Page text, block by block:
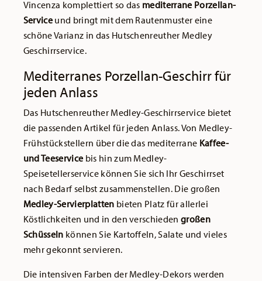
Vincenza komplettiert so das mediterrane Porzellan-
Service und bringt mit dem Rautenmuster eine
schöne Varianz in das Hutschenreuther Medley
Geschirrservice.
Mediterranes Porzellan-Geschirr für
jeden Anlass
Das Hutschenreuther Medley-Geschirrservice bietet
die passenden Artikel für jeden Anlass. Von Medley-
Frühstückstellern über die das mediterrane Kaffee-
und Teeservice bis hin zum Medley-
Speisetellerservice können Sie sich Ihr Geschirrset
nach Bedarf selbst zusammenstellen. Die großen
Medley-Servierplatten bieten Platz für allerlei
Köstlichkeiten und in den verschieden großen
Schüsseln können Sie Kartoffeln, Salate und vieles
mehr gekonnt servieren.
Die intensiven Farben der Medley-Dekors werden